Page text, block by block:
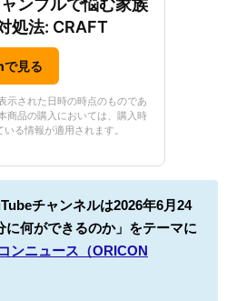
ンブルで悩む家族
処法: CRAFT
見る
示された日時の時点のものであ
商品の購入においては、購入時
る情報が適用されます。
チャンネルは2026年6月24
に何ができるのか」をテーマに
ンニュース（ORICON